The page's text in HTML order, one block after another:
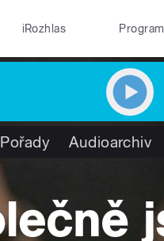
iRozhlas Program
Pořady Audioarchiv